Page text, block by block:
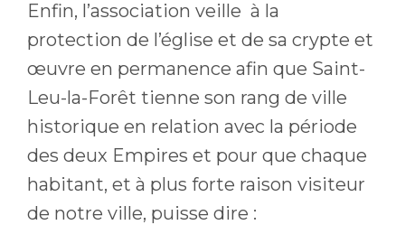
Enfin, l’association veille à la
protection de l’église et de sa crypte et
œuvre en permanence afin que Saint-
Leu-la-Forêt tienne son rang de ville
historique en relation avec la période
des deux Empires et pour que chaque
habitant, et à plus forte raison visiteur
de notre ville, puisse dire :